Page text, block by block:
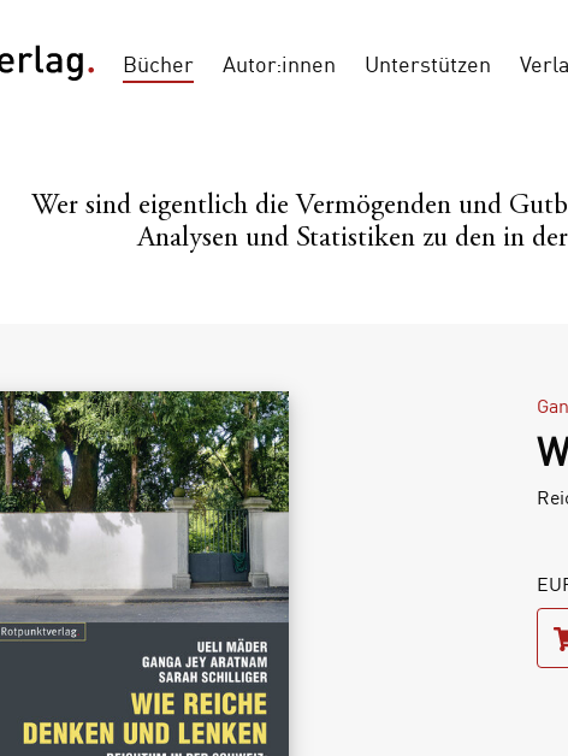
Bücher Autor:innen Unterstützen
Wer sind eigentlich die Vermögenden und
Analysen und Statistiken zu den in